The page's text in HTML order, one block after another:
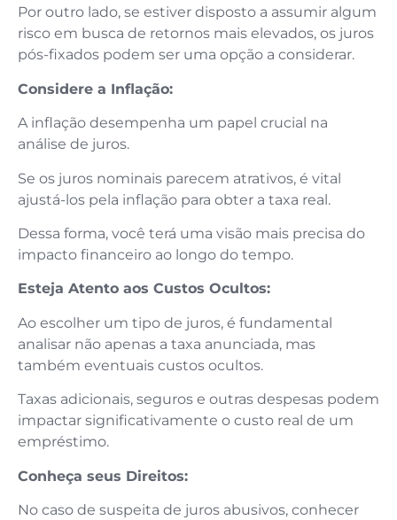
Por outro lado, se estiver disposto a assumir algum
risco em busca de retornos mais elevados, os juros
pós-fixados podem ser uma opção a considerar.
Considere a Inflação:
A inflação desempenha um papel crucial na
análise de juros.
Se os juros nominais parecem atrativos, é vital
ajustá-los pela inflação para obter a taxa real.
Dessa forma, você terá uma visão mais precisa do
impacto financeiro ao longo do tempo.
Esteja Atento aos Custos Ocultos:
Ao escolher um tipo de juros, é fundamental
analisar não apenas a taxa anunciada, mas
também eventuais custos ocultos.
Taxas adicionais, seguros e outras despesas podem
impactar significativamente o custo real de um
empréstimo.
Conheça seus Direitos:
No caso de suspeita de juros abusivos, conhecer